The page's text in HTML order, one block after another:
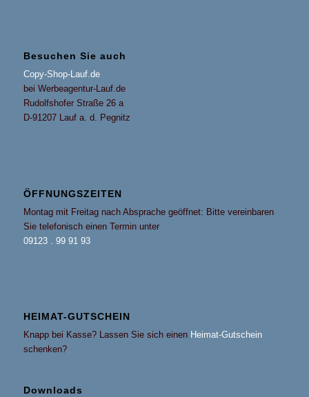
Besuchen Sie auch
Copy-Shop-Lauf.de
bei Werbeagentur-Lauf.de
Rudolfshofer Straße 26 a
D-91207 Lauf a. d. Pegnitz
ÖFFNUNGSZEITEN
Montag mit Freitag nach Absprache geöffnet: Bitte vereinbaren
Sie telefonisch einen Termin unter
09123 . 99 91 93
HEIMAT-GUTSCHEIN
Knapp bei Kasse? Lassen Sie sich einen Heimat-Gutschein
schenken?
Downloads